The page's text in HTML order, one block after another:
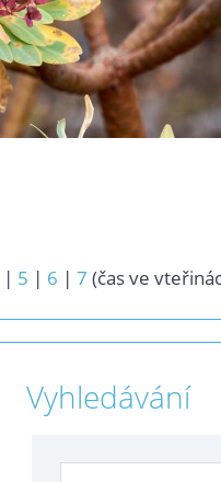
| 5 | 6 | 7 (čas ve
Vyhledávání